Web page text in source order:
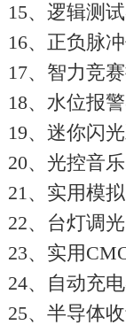
15、逻辑测
16、正负脉
17、智力竞
18、水位报
19、迷你闪
20、光控音乐
21、实用模
22、台灯调光
23、实用
24、自动充
25、半导体